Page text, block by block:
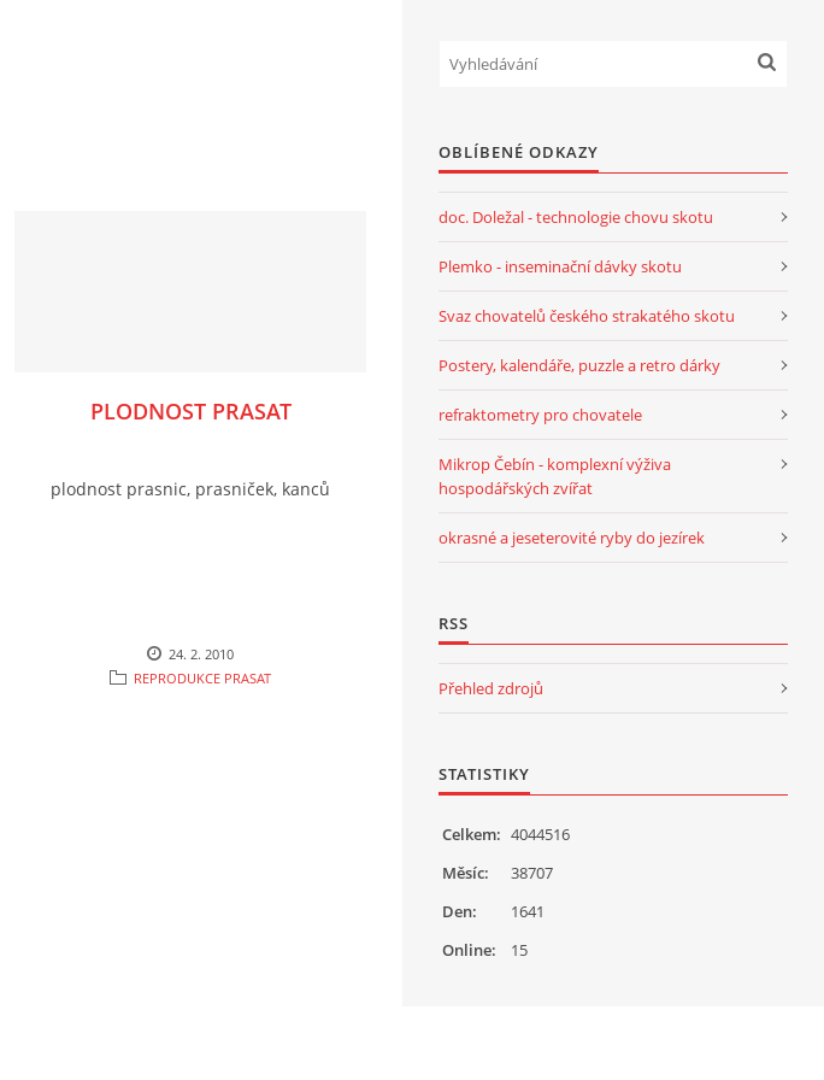
PLODNOST PRASAT
plodnost prasnic, prasniček, kanců
24. 2. 2010
REPRODUKCE PRASAT
OBLÍBENÉ ODKAZY
doc. Doležal - technologie chovu skotu
Plemko - inseminační dávky skotu
Svaz chovatelů českého strakatého skotu
Postery, kalendáře, puzzle a retro dárky
refraktometry pro chovatele
Mikrop Čebín - komplexní výživa
hospodářských zvířat
okrasné a jeseterovité ryby do jezírek
RSS
Přehled zdrojů
STATISTIKY
Online: 15
Celkem: 4044516
Měsíc:
38707
Den:
1641